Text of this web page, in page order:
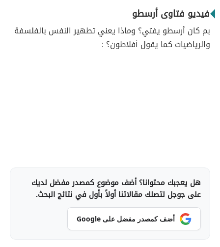
فيديو فتاوى أرسطو
بم كان أرسطو يفتي؟ وماذا يعني تطهير النفس بالفلسفة
والرياضيات كما يقول أفلاطون؟ :
هل يعجبك محتوانا؟ أضف موضوع كمصدر مفضل لديك
على جوجل لتصلك مقالاتنا أولاً بأول في نتائج البحث.
أضف كمصدر مفضل على Google